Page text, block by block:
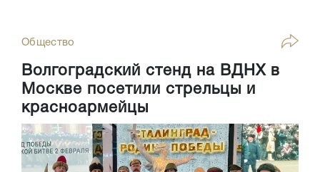
Общество
Волгоградский стенд на ВДНХ в
Москве посетили стрельцы и
красноармейцы